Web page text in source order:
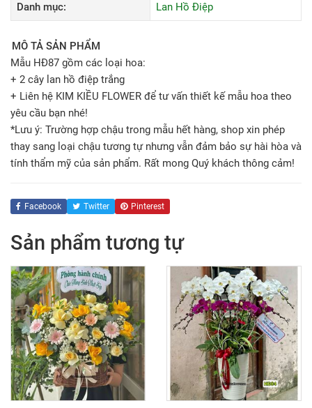
Danh mục:
Lan Hồ Điệp
MÔ TẢ SẢN PHẨM
Mẫu HĐ87 gồm các loại hoa:
+ 2 cây lan hồ điệp trắng
+ Liên hệ KIM KIỀU FLOWER để tư vấn thiết kế mẫu hoa theo
yêu cầu bạn nhé!
*Lưu ý: Trường hợp chậu trong mẫu hết hàng, shop xin phép
thay sang loại chậu tương tự nhưng vẫn đảm bảo sự hài hòa và
tính thẩm mỹ của sản phẩm. Rất mong Quý khách thông cảm!
Facebook Twitter Pinterest
Sản phẩm tương tự